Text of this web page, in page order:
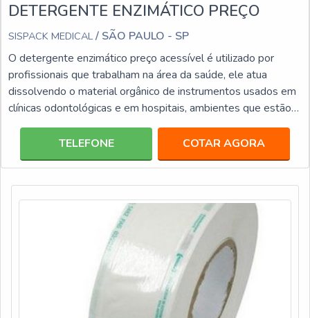
DETERGENTE ENZIMÁTICO PREÇO
SISPACK MEDICAL / SÃO PAULO - SP
O detergente enzimático preço acessível é utilizado por
profissionais que trabalham na área da saúde, ele atua
dissolvendo o material orgânico de instrumentos usados em
clínicas odontológicas e em hospitais, ambientes que estão
em constante uso de instrumentais e que necessitam desse
tipo de limpeza. É fundamental que se siga corretamente as
instruções do fabricante, desse modo, o resultado é
necessário o uso de uma solução desinfetante após a ut
TELEFONE COTAR AGORA